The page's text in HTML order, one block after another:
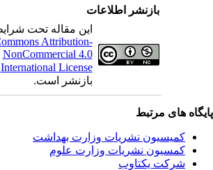
بازنشر اطلاعات
این مقاله تحت
Commons Attribution-
NonCommercial 4.0
International License
بازنشر است.
های مرتبط
کمیسیون نشریات وزارت بهداشت
کمسیون نشریات وزارت علوم
شرکت یکتاوب